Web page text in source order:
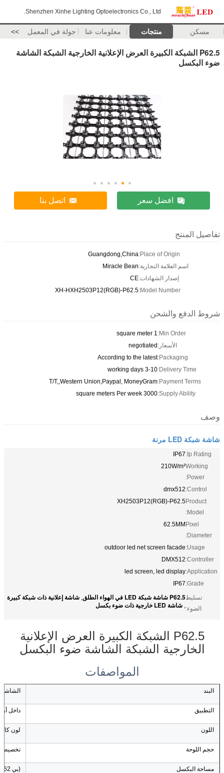
Shenzhen Xinhe Lighting Optoelectronics Co., Ltd.
مسكن منتجات معلومات عنا جولة في المعمل >>
P62.5 الشبكة الكبيرة العرض الإعلانية الخارجية الشبكة الشاشة
ضوء البكسل
افضل سعر اتصل بنا
تفاصيل المنتج
Place of Origin:
Guangdong,China
اسم العلامة التجارية:Miracle Bean
إصدار الشهادات:CE
Model Number:
XH-HXH2503P12(RGB)-P62.5
شروط الدفع والشحن
Min Order:
1 square meter
الأسعار:negotiated
Packaging:
According to the latest
Delivery Time:
3-10 working days
Payment Terms:
T/T,,Western Union,Paypal, MoneyGram
Supply Ability:
3000 square meters Per week
وصف
شاشة شبكة LED مرنة
Ip Rating:
IP67
Working
Power:
210W/m²
Control:
dmx512
Product
Model:
XH2503P12(RGB)-P62.5
Pixel
Diameter:
62.5MM
Usage:
outdoor led net screen facade
Controller:
DMX512
Application:
led screen, led display
Grade:
IP67
تسليط
الضوء:
P62.5 شاشة شبكة LED في الهواء الطلق , شاشة إعلانية ذات شبكة كبيرة
, شاشة LED خارجية ذات ضوء بكسل
P62.5 الشبكة الكبيرة العرض الإعلانية
الخارجية الشبكة الشاشة ضوء البكسل
المواصفات
البند الشاشة
التطبيق داخل أو
اللون لون
حجم اللوحة تخصيص
مساحة البكسل (بي 62)5